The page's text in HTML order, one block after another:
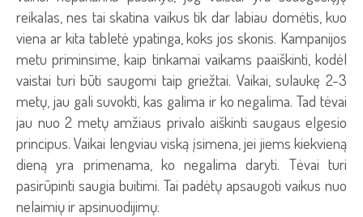
reikalas, nes tai skatina vaikus tik dar labiau domėtis, kuo
viena ar kita tabletė ypatinga, koks jos skonis. Kampanijos
metu priminsime, kaip tinkamai vaikams paaiškinti, kodėl
vaistai turi būti saugomi taip griežtai. Vaikai, sulaukę 2-3
metų, jau gali suvokti, kas galima ir ko negalima. Tad tėvai
jau nuo 2 metų amžiaus privalo aiškinti saugaus elgesio
principus. Vaikai lengviau viską įsimena, jei jiems kiekvieną
dieną yra primenama, ko negalima daryti. Tėvai turi
pasirūpinti saugia buitimi. Tai padėtų apsaugoti vaikus nuo
nelaimių ir apsinuodijimų: